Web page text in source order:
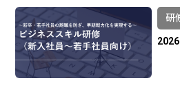
研